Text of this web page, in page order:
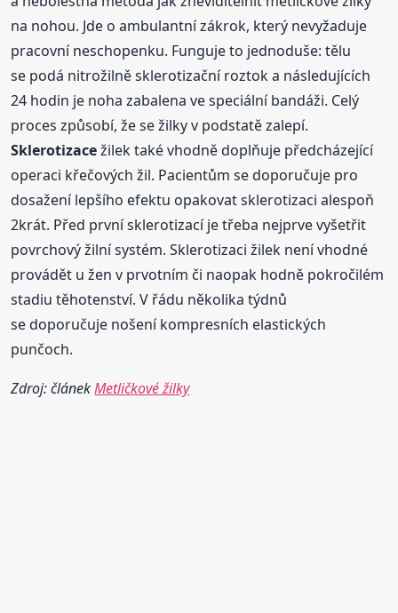
na nohou. Jde o ambulantní zákrok, který nevyžaduje
pracovní neschopenku. Funguje to jednoduše: tělu
se podá nitrožilně sklerotizační roztok a následujících
24 hodin je noha zabalena ve speciální bandáži. Celý
proces způsobí, že se žilky v podstatě zalepí.
Sklerotizacežilek také vhodně doplňuje předcházející
operaci křečových žil. Pacientům se doporučuje pro
dosažení lepšího efektu opakovat sklerotizaci alespoň
2krát. Před první sklerotizací je třeba nejprve vyšetřit
povrchový žilní systém. Sklerotizaci žilek není vhodné
provádět u žen v prvotním či naopak hodně pokročilém
stadiu těhotenství. V řádu několika týdnů
se doporučuje nošení kompresních elastických
punčoch.
Zdroj: článekMetličkové žilky